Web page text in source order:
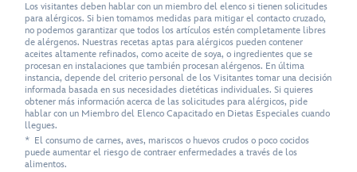
Los visitantes deben hablar con un miembro del elenco si tienen solicitudes
para alérgicos. Si bien tomamos medidas para mitigar el contacto cruzado,
no podemos garantizar que todos los artículos estén completamente libres
de alérgenos. Nuestras recetas aptas para alérgicos pueden contener
aceites altamente refinados, como aceite de soya, o ingredientes que se
procesan en instalaciones que también procesan alérgenos. En última
instancia, depende del criterio personal de los Visitantes tomar una decisión
informada basada en sus necesidades dietéticas individuales. Si quieres
obtener más información acerca de las solicitudes para alérgicos, pide
hablar con un Miembro del Elenco Capacitado en Dietas Especiales cuando
llegues.
* El consumo de carnes, aves, mariscos o huevos crudos o poco cocidos
puede aumentar el riesgo de contraer enfermedades a través de los
alimentos.